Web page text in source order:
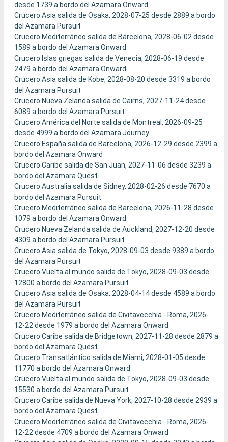
desde 1739 a bordo del Azamara Onward
Crucero Asia salida de Osaka, 2028-07-25 desde 2889 a bordo
del Azamara Pursuit
Crucero Mediterráneo salida de Barcelona, 2028-06-02 desde
1589 a bordo del Azamara Onward
Crucero Islas griegas salida de Venecia, 2028-06-19 desde
2479 a bordo del Azamara Onward
Crucero Asia salida de Kobe, 2028-08-20 desde 3319 a bordo
del Azamara Pursuit
Crucero Nueva Zelanda salida de Cairns, 2027-11-24 desde
6089 a bordo del Azamara Pursuit
Crucero América del Norte salida de Montreal, 2026-09-25
desde 4999 a bordo del Azamara Journey
Crucero España salida de Barcelona, 2026-12-29 desde 2399 a
bordo del Azamara Onward
Crucero Caribe salida de San Juan, 2027-11-06 desde 3239 a
bordo del Azamara Quest
Crucero Australia salida de Sidney, 2028-02-26 desde 7670 a
bordo del Azamara Pursuit
Crucero Mediterráneo salida de Barcelona, 2026-11-28 desde
1079 a bordo del Azamara Onward
Crucero Nueva Zelanda salida de Auckland, 2027-12-20 desde
4309 a bordo del Azamara Pursuit
Crucero Asia salida de Tokyo, 2028-09-03 desde 9389 a bordo
del Azamara Pursuit
Crucero Vuelta al mundo salida de Tokyo, 2028-09-03 desde
12800 a bordo del Azamara Pursuit
Crucero Asia salida de Osaka, 2028-04-14 desde 4589 a bordo
del Azamara Pursuit
Crucero Mediterráneo salida de Civitavecchia - Roma, 2026-
12-22 desde 1979 a bordo del Azamara Onward
Crucero Caribe salida de Bridgetown, 2027-11-28 desde 2879 a
bordo del Azamara Quest
Crucero Transatlántico salida de Miami, 2028-01-05 desde
11770 a bordo del Azamara Onward
Crucero Vuelta al mundo salida de Tokyo, 2028-09-03 desde
15530 a bordo del Azamara Pursuit
Crucero Caribe salida de Nueva York, 2027-10-28 desde 2939 a
bordo del Azamara Quest
Crucero Mediterráneo salida de Civitavecchia - Roma, 2026-
12-22 desde 4709 a bordo del Azamara Onward